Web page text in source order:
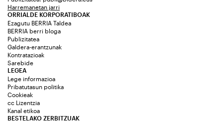
Harremanetan jarri
ORRIALDE KORPORATIBOAK
Ezagutu BERRIA Taldea
BERRIA berri bloga
Publizitatea
Galdera-erantzunak
Kontratazioak
Sarebide
LEGEA
Lege informazioa
Pribatutasun politika
Cookieak
cc Lizentzia
Kanal etikoa
BESTELAKO ZERBITZUAK